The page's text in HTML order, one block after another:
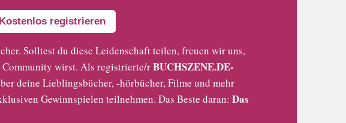
Kostenlos registrieren
Solltest du diese Leidenschaft teilen, freuen wir uns,
wirst. Als registrierte/rBUCHSZENE.DE-
deine Lieblingsbücher, -hörbücher, Filme und mehr
Gewinnspielen teilnehmen. Das Beste daran: Das